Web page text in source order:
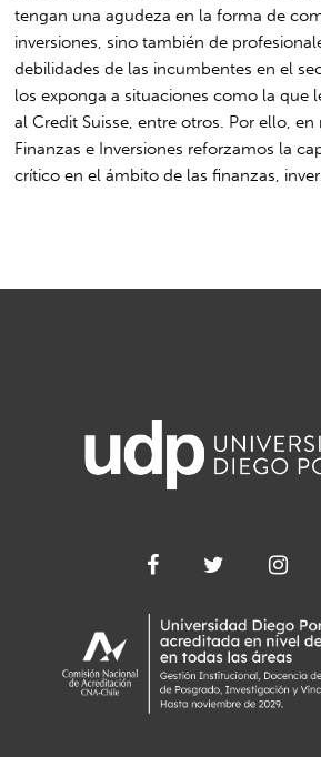
tengan una agudeza en la forma de
inversiones, sino también de
debilidades de las incumbentes en el
los exponga a situaciones como la que
al Credit Suisse, entre otros. Por ello,
Finanzas e Inversiones reforzamos la
crítico en el ámbito de las finanzas,